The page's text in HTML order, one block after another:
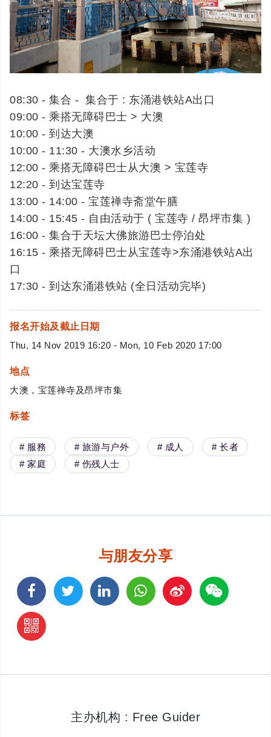
08:30 - 集合 - 集合于 : 东涌港铁站A出口
09:00 - 乘搭无障碍巴士 > 大澳
10:00 - 到达大澳
10:00 - 11:30 - 大澳水乡活动
12:00 - 乘搭无障碍巴士从大澳 > 宝莲寺
12:20 - 到达宝莲寺
13:00 - 14:00 - 宝莲禅寺斋堂午膳
14:00 - 15:45 - 自由活动于 ( 宝莲寺 / 昂坪市集 )
16:00 - 集合于天坛大佛旅游巴士停泊处
16:15 - 乘搭无障碍巴士从宝莲寺>东涌港铁站A出
口
17:30 - 到达东涌港铁站 (全日活动完毕)
报名开始及截止日期
Thu, 14 Nov 2019 16:20 - Mon, 10 Feb 2020 17:00
地点
大澳，宝莲禅寺及昂坪市集
标签
# 服務 # 旅游与户外 # 成人
# 长者
# 家庭
# 伤残人士
与朋友分享
主办机构 : Free Guider